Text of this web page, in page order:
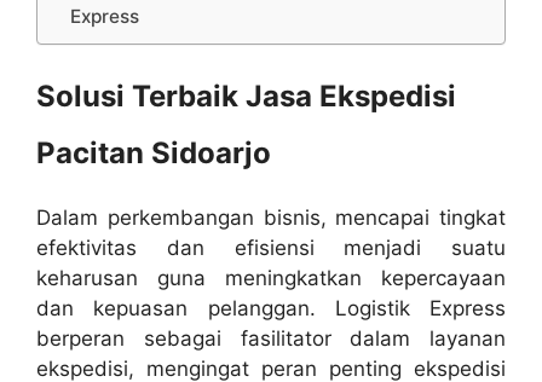
Express
Solusi Terbaik Jasa Ekspedisi
Pacitan Sidoarjo
Dalam perkembangan bisnis, mencapai tingkat
efektivitas dan efisiensi menjadi suatu
keharusan guna meningkatkan kepercayaan
dan kepuasan pelanggan. Logistik Express
berperan sebagai fasilitator dalam layanan
ekspedisi, mengingat peran penting ekspedisi